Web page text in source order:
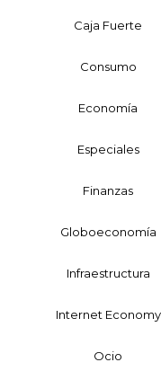
Caja Fuerte
Consumo
Economía
Especiales
Finanzas
Globoeconomía
Infraestructura
Internet Economy
Ocio